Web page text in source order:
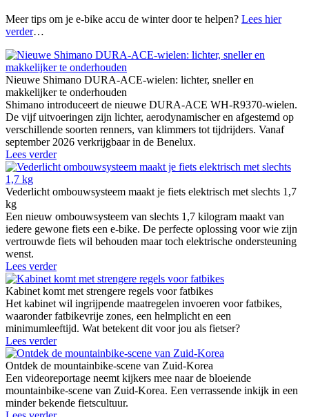
Meer tips om je e-bike accu de winter door te helpen? Lees hier
verder…
Nieuwe Shimano DURA-ACE-wielen: lichter, sneller en
makkelijker te onderhouden
Shimano introduceert de nieuwe DURA-ACE WH-R9370-wielen.
De vijf uitvoeringen zijn lichter, aerodynamischer en afgestemd op
verschillende soorten renners, van klimmers tot tijdrijders. Vanaf
september 2026 verkrijgbaar in de Benelux.
Lees verder
Vederlicht ombouwsysteem maakt je fiets elektrisch met slechts 1,7
kg
Een nieuw ombouwsysteem van slechts 1,7 kilogram maakt van
iedere gewone fiets een e-bike. De perfecte oplossing voor wie zijn
vertrouwde fiets wil behouden maar toch elektrische ondersteuning
wenst.
Lees verder
Kabinet komt met strengere regels voor fatbikes
Het kabinet wil ingrijpende maatregelen invoeren voor fatbikes,
waaronder fatbikevrije zones, een helmplicht en een
minimumleeftijd. Wat betekent dit voor jou als fietser?
Lees verder
Ontdek de mountainbike-scene van Zuid-Korea
Een videoreportage neemt kijkers mee naar de bloeiende
mountainbike-scene van Zuid-Korea. Een verrassende inkijk in een
minder bekende fietscultuur.